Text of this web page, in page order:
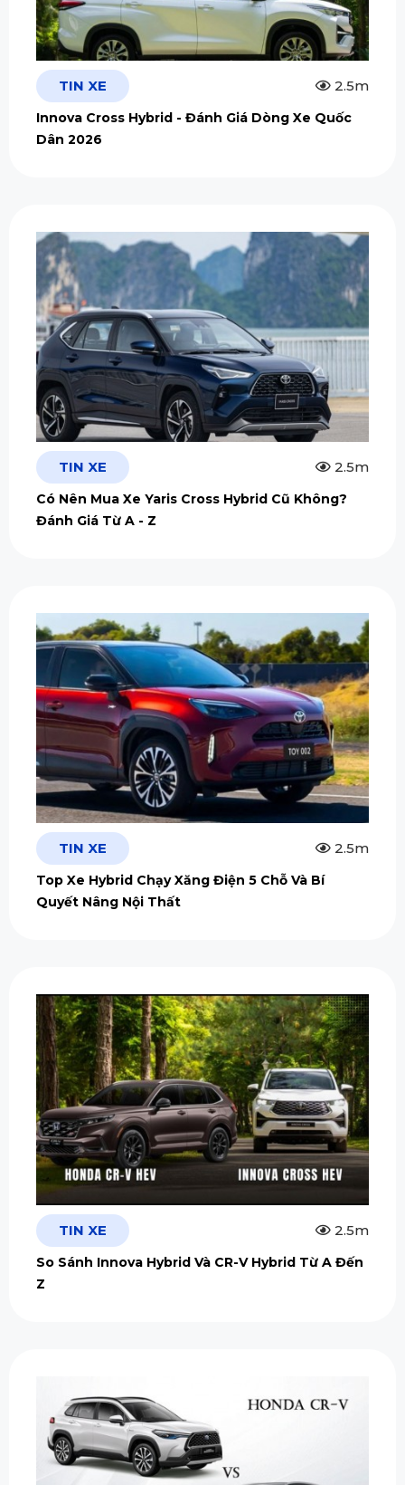
TIN XE 2.5m
Innova Cross Hybrid - Đánh Giá Dòng Xe Quốc
Dân 2026
TIN XE 2.5m
Có Nên Mua Xe Yaris Cross Hybrid Cũ Không?
Đánh Giá Từ A - Z
TIN XE 2.5m
Top Xe Hybrid Chạy Xăng Điện 5 Chỗ Và Bí
Quyết Nâng Nội Thất
TIN XE 2.5m
So Sánh Innova Hybrid Và CR-V Hybrid Từ A Đến
Z